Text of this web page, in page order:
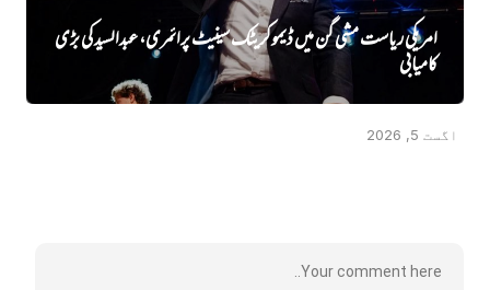
امریکی ریاست مشی گن میں ڈیموکریٹک سینیٹ پرائمری، عبدالسید کی بڑی
کامیابی
اگست 5, 2026